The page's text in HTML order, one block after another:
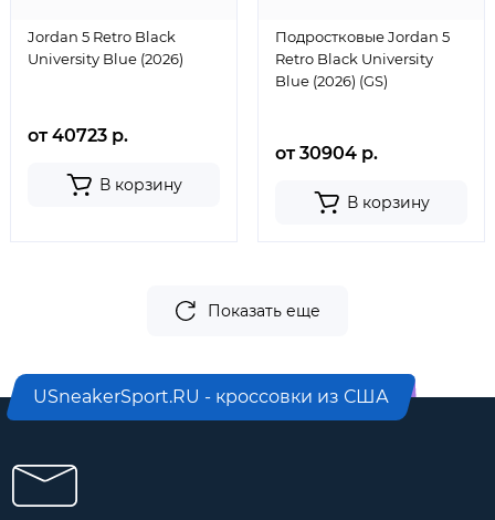
Jordan 5 Retro Black
University Blue (2026)
от 40723 р.
В корзину
Подростковые Jordan 5
Retro Black University
Blue (2026) (GS)
от 30904 р.
В корзину
Показать еще
USneakerSport.RU - кроссовки из США